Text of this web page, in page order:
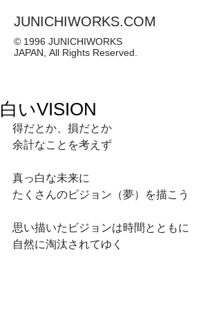
JUNICHIWORKS.COM
© 1996 JUNICHIWORKS
JAPAN, All Rights Reserved.
白いVISION
得だとか、損だとか
余計なことを考えず
真っ白な未来に
たくさんのビジョン（夢）を描こう
思い描いたビジョンは時間とともに
自然に淘汰されてゆく